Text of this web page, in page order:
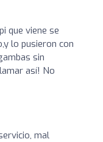
que viene se
lo pusieron con
sin
así! No
mal